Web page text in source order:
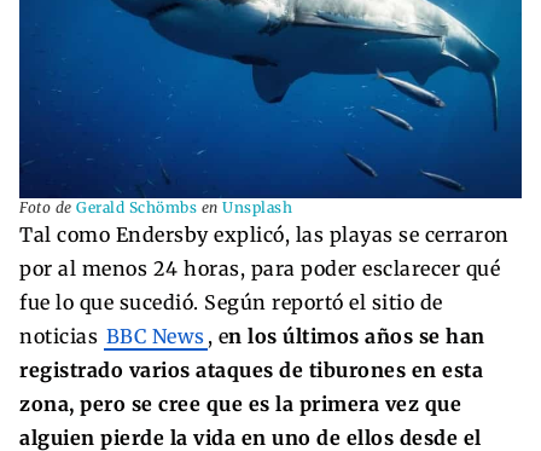
Foto de Gerald Schömbs en Unsplash
Tal como Endersby explicó, las playas se cerraron
por al menos 24 horas, para poder esclarecer qué
fue lo que sucedió. Según reportó el sitio de
noticias BBC News , en los últimos años se han
registrado varios ataques de tiburones en esta
zona, pero se cree que es la primera vez que
alguien pierde la vida en uno de ellos desde el